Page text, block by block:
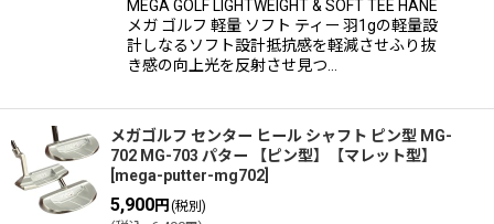
MEGA GOLF LIGHTWEIGHT & SOFT TEE HANE
メガ ゴルフ 軽量 ソフト ティー 羽1gの軽量設
計しなるソフト設計抵抗感を軽減させふり抜
き感の向上光を反射させ見つ…
メガゴルフ センター ヒール シャフト ピン型 MG-
702 MG-703 パター 【ピン型】【マレット型】
mega-putter-mg702
5,900円 (税別)